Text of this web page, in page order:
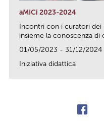
aMICi 2023-2024
Incontri con i curatori dei
insieme la conoscenza di
01/05/2023 - 31/12/2024
Iniziativa didattica